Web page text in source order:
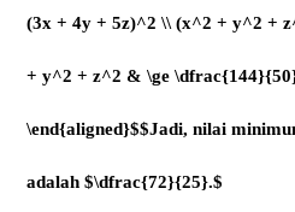
(3x + 4y + 5z)^2 \\ (x^2 + y^2 +
+ y^2 + z^2 & \ge
\end{aligned}$$Jadi, nilai
adalah $\dfrac{72}{25}.$